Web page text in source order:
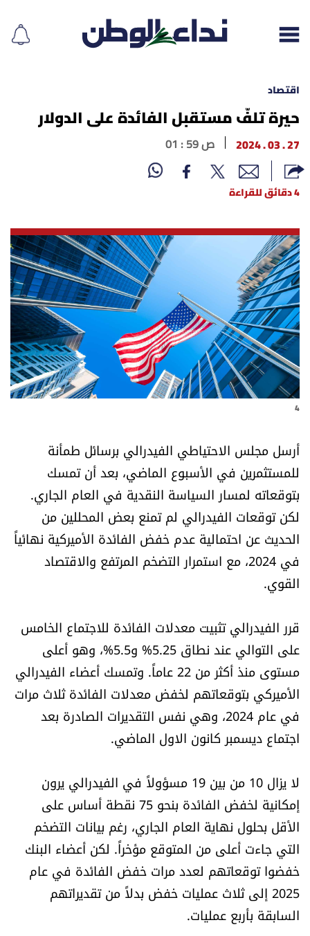
إقرأ الجريدة
لبنان
نداء اليوم
محليات
أسرار
متفرقات
نداء القرّاء
كتّابنا
تحت المجهر
آراء
اقتصاد
العالم
الصحافة الإسرائيلية
ثقافة وفنون
فصل من كتاب
اقرأ تضحك
كاميرا
سجالات
صحّة وصحن
اقتصاد
حيرة تلفّ مستقبل الفائدة على الدولار
27 . 03 . 2024 01 : 59 ص
4 دقائق للقراءة
4
أرسل مجلس الاحتياطي الفيدرالي برسائل طمأنة
للمستثمرين في الأسبوع الماضي، بعد أن تمسك
بتوقعاته لمسار السياسة النقدية في العام الجاري.
لكن توقعات الفيدرالي لم تمنع بعض المحللين من
الحديث عن احتمالية عدم خفض الفائدة الأميركية نهائياً
في 2024، مع استمرار التضخم المرتفع والاقتصاد
القوي.
قرر الفيدرالي تثبيت معدلات الفائدة للاجتماع الخامس
على التوالي عند نطاق 5.25% و5.5%، وهو أعلى
مستوى منذ أكثر من 22 عاماً. وتمسك أعضاء الفيدرالي
الأميركي بتوقعاتهم لخفض معدلات الفائدة ثلاث مرات
في عام 2024، وهي نفس التقديرات الصادرة بعد
اجتماع ديسمبر كانون الاول الماضي.
لا يزال 10 من بين 19 مسؤولاً في الفيدرالي يرون
إمكانية لخفض الفائدة بنحو 75 نقطة أساس على
الأقل بحلول نهاية العام الجاري، رغم بيانات التضخم
التي جاءت أعلى من المتوقع مؤخراً. لكن أعضاء البنك
خفضوا توقعاتهم لعدد مرات خفض الفائدة في عام
2025 إلى ثلاث عمليات خفض بدلاً من تقديراتهم
السابقة بأربع عمليات.